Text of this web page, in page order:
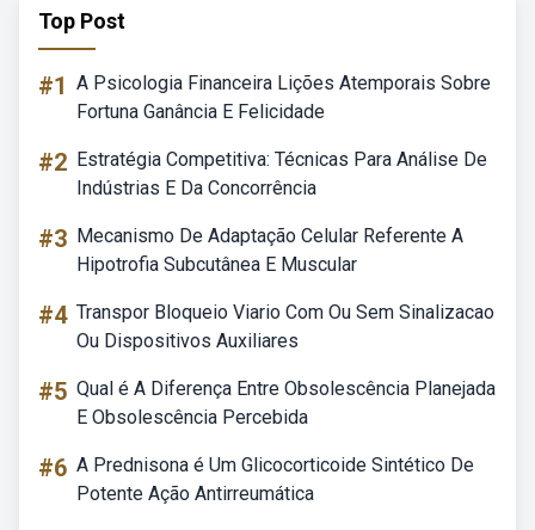
Top Post
#1 A Psicologia Financeira Lições Atemporais Sobre
Fortuna Ganância E Felicidade
#2 Estratégia Competitiva: Técnicas Para Análise De
Indústrias E Da Concorrência
#3 Mecanismo De Adaptação Celular Referente A
Hipotrofia Subcutânea E Muscular
#4 Transpor Bloqueio Viario Com Ou Sem Sinalizacao
Ou Dispositivos Auxiliares
#5 Qual é A Diferença Entre Obsolescência Planejada
E Obsolescência Percebida
#6 A Prednisona é Um Glicocorticoide Sintético De
Potente Ação Antirreumática